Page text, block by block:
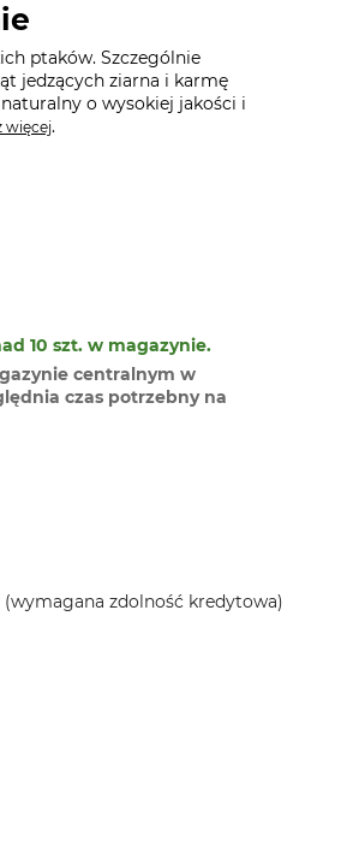
ptaków. Szczególnie
jedzących ziarna i karmę
o wysokiej jakości i
więcej.
10 szt. w magazynie.
centralnym w
czas potrzebny na
zdolność kredytowa)